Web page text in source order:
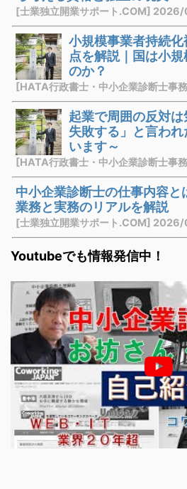
[士業独立開業サポート.COM]
小規模事業者持続
点を解説｜国は小
のか？
[HATA行政書士・中小企業診断士
起業で周囲の反対
失敗する」と言わ
います～
[HATA行政書士・中小企業診断士
中小企業診断士の仕事内容と
業務と実務のリアルを解説
[士業独立開業サポート.COM]
Youtubeでも情報発信中！